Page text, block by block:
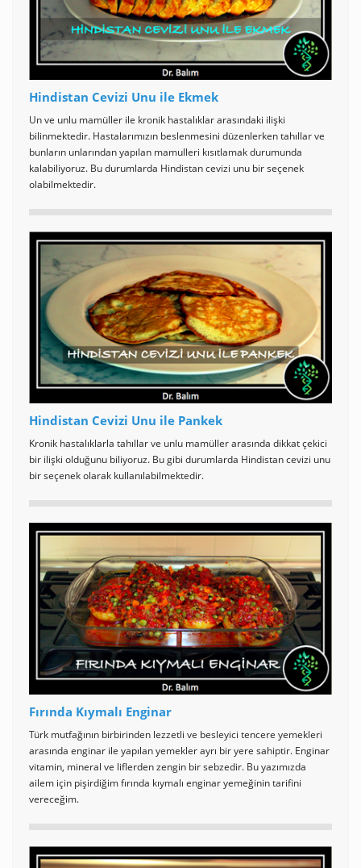
Hindistan Cevizi Unu ile Ekmek
Un ve unlu mamüller ile kronik hastalıklar arasındaki ilişki
bilinmektedir. Hastalarımızın beslenmesini düzenlerken tahıllar ve
bunların unlarından yapılan mamulleri kısıtlamak durumunda
kalabiliyoruz. Bu durumlarda Hindistan cevizi unu bir seçenek
olabilmektedir.
Hindistan Cevizi Unu ile Pankek
Kronik hastalıklarla tahıllar ve unlu mamüller arasında dikkat çekici
bir ilişki olduğunu biliyoruz. Bu gibi durumlarda Hindistan cevizi unu
bir seçenek olarak kullanılabilmektedir.
Fırında Kıymalı Enginar
Türk mutfağının birbirinden lezzetli ve besleyici tencere yemekleri
arasında enginar ile yapılan yemekler ayrı bir yere sahiptir. Enginar
vitamin, mineral ve liflerden zengin bir sebzedir. Bu yazımızda
ailem için pişirdiğim fırında kıymalı enginar yemeğinin tarifini
vereceğim.